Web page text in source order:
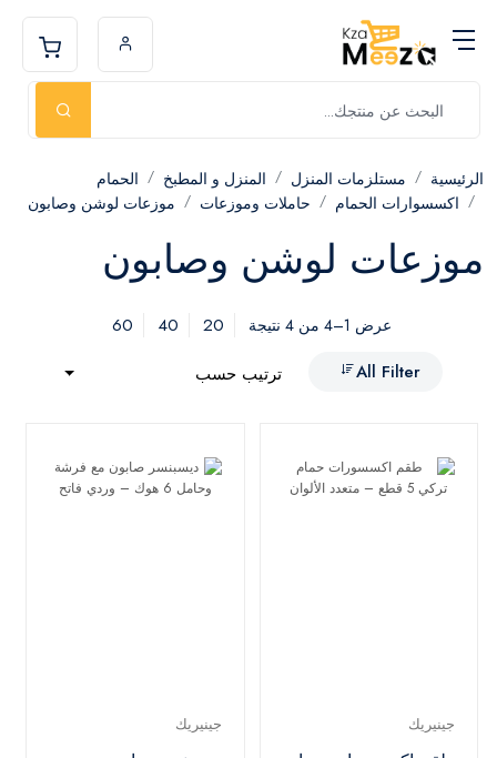
الرئيسية مستلزمات المنزل المنزل و المطبخ
الحمام
اكسسوارات الحمام
حاملات وموزعات موزعات لوشن وصابون
موزعات لوشن وصابون
عرض 1–4 من 4 نتيجة 20
40
60
All Filter
ترتيب حسب
جينيريك جينيريك